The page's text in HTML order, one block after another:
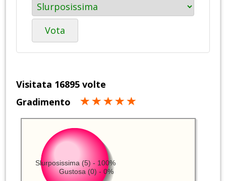
Vota
Visitata 16895 volte
Gradimento
Slurposissima (5) - 100%
Gustosa (0) - 0%